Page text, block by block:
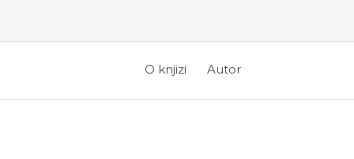
O knjizi Autor